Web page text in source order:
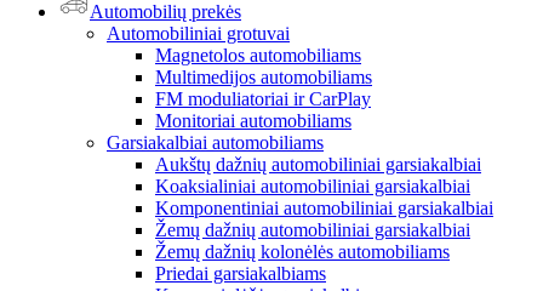
Automobilių prekės
Automobiliniai grotuvai
Magnetolos automobiliams
Multimedijos automobiliams
FM moduliatoriai ir CarPlay
Monitoriai automobiliams
Garsiakalbiai automobiliams
Aukštų dažnių automobiliniai garsiakalbiai
Koaksialiniai automobiliniai garsiakalbiai
Komponentiniai automobiliniai garsiakalbiai
Žemų dažnių automobiliniai garsiakalbiai
Žemų dažnių kolonėlės automobiliams
Priedai garsiakalbiams